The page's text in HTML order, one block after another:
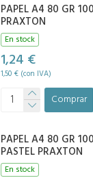
PAPEL A4 80 GR
PRAXTON
En stock
1,24 €
1,50 € (con IVA)
Comprar
PAPEL A4 80 GR
PASTEL PRAXTON
En stock